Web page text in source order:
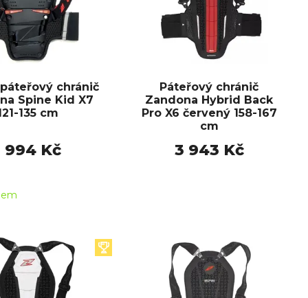
chránič
Spine Kid X7
135 cm
994 Kč
Páteřový chránič
Zandona Hybrid Back
Pro X6 červený 158-167
cm
3 943 Kč